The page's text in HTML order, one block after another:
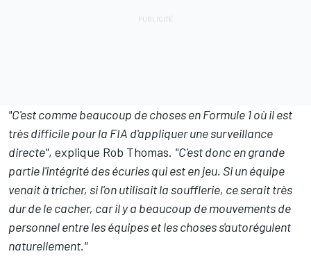
"C'est comme beaucoup de choses en Formule 1 où il est
très difficile pour la FIA d'appliquer une surveillance
directe", explique Rob Thomas. "C'est donc en grande
partie l'intégrité des écuries qui est en jeu. Si un équipe
venait à tricher, si l'on utilisait la soufflerie, ce serait très
dur de le cacher, car il y a beaucoup de mouvements de
personnel entre les équipes et les choses s'autorégulent
naturellement."